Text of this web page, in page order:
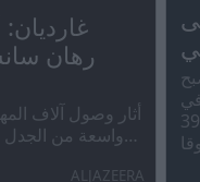
غارديان:
رهان
أثار وصول آلاف
واسعة من الجدل
ALJAZEERA
يبلغ 399.5